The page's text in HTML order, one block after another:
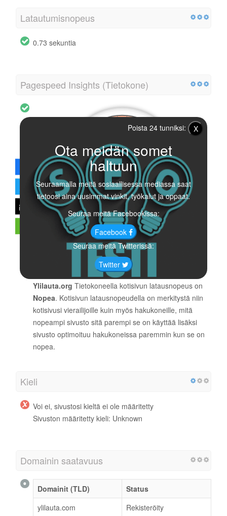
Latautumisnopeus
0.73 sekuntia
Pagespeed Insights (Tietokone)
98 / 100
Sivuston nopeus
Ylilauta.org Tietokoneella kotisivun latausnopeus on
Nopea. Kotisivun latausnopeudella on merkitystä niin
kotisivusi vierailijoille kuin myös hakukoneille, mitä
nopeampi sivusto sitä parempi se on käyttää lisäksi
sivusto optimoituu hakukoneissa paremmin kun se on
nopea.
Kieli
Voi ei, sivustosi kieltä ei ole määritetty
Sivuston määritetty kieli: Unknown
Domainin saatavuus
Domainit (TLD)
Status
ylilauta.com
Rekisteröity
Ota meidän somet
haltuun
Seuraamalla meitä sosiaallisessa mediassa saat
tietoosi aina uusimmat vinkit, työkalut ja oppaat.
Seuraa meitä Facebookissa:
Facebook
Seuraa meitä Twitterissä:
Twitter
Poista 24 tunniksi: X